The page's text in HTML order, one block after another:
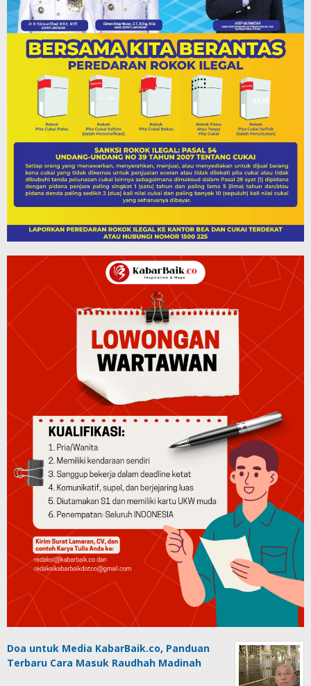
Doa untuk Media KabarBaik.co, Panduan
Terbaru Cara Masuk Raudhah Madinah